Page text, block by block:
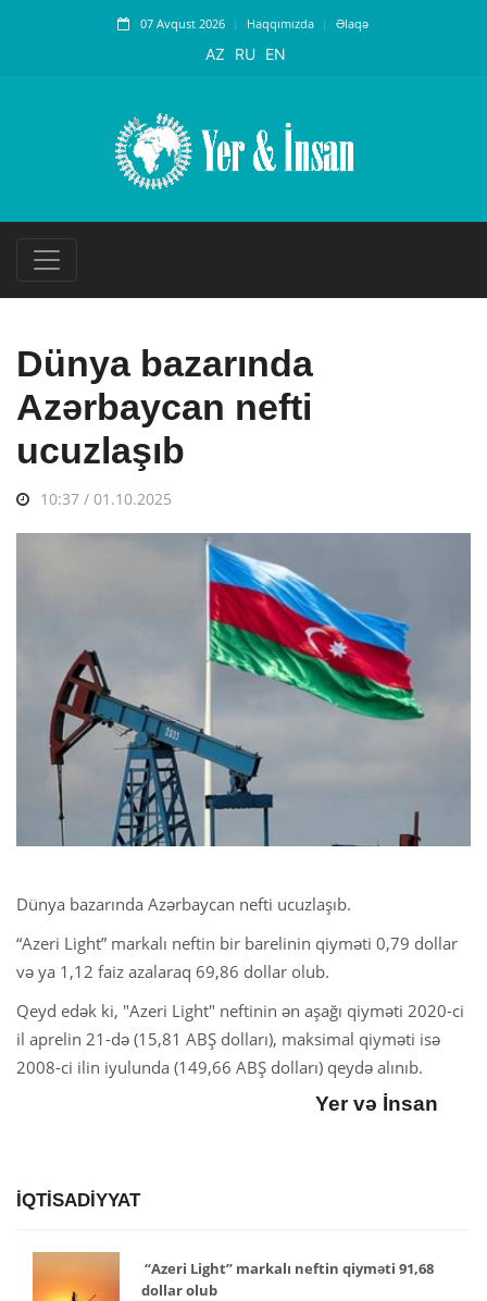
07 Avqust 2026 Haqqımızda Əlaqə
AZ RU EN
Dünya bazarında
Azərbaycan nefti
ucuzlaşıb
10:37 / 01.10.2025
Dünya bazarında Azərbaycan nefti ucuzlaşıb.
“Azeri Light” markalı neftin bir barelinin qiyməti 0,79 dollar
və ya 1,12 faiz azalaraq 69,86 dollar olub.
Qeyd edək ki, "Azeri Light" neftinin ən aşağı qiyməti 2020-ci
il aprelin 21-də (15,81 ABŞ dolları), maksimal qiyməti isə
2008-ci ilin iyulunda (149,66 ABŞ dolları) qeydə alınıb.
Yer və İnsan
İQTİSADİYYAT
“Azeri Light” markalı neftin qiyməti 91,68
dollar olub